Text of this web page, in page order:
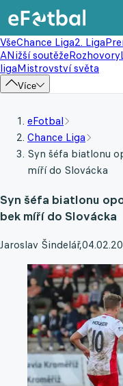
VšeChance Liga2. Liga
ANižší soutěžeRozhovory
ligaMistrovství světa
Více
eFotbal
Chance Liga
Syn šéfa biatlonu
míří do Slovácka
Syn šéfa biatlonu
bek míří do Slovácka
Jaroslav Šindelář,